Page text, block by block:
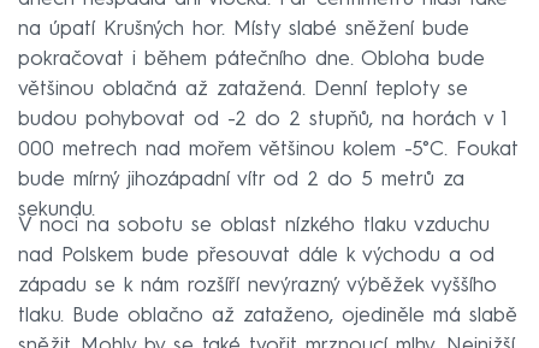
na úpatí Krušných hor. Místy slabé sněžení bude
pokračovat i během pátečního dne. Obloha bude
většinou oblačná až zatažená. Denní teploty se
budou pohybovat od -2 do 2 stupňů, na horách v 1
000 metrech nad mořem většinou kolem -5°C. Foukat
bude mírný jihozápadní vítr od 2 do 5 metrů za
sekundu.
V noci na sobotu se oblast nízkého tlaku vzduchu
nad Polskem bude přesouvat dále k východu a od
západu se k nám rozšíří nevýrazný výběžek vyššího
tlaku. Bude oblačno až zataženo, ojediněle má slabě